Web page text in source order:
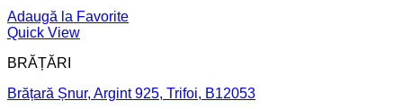
Adaugă la Favorite
Quick View
BRĂȚĂRI
Brățară Șnur, Argint 925, Trifoi, B12053